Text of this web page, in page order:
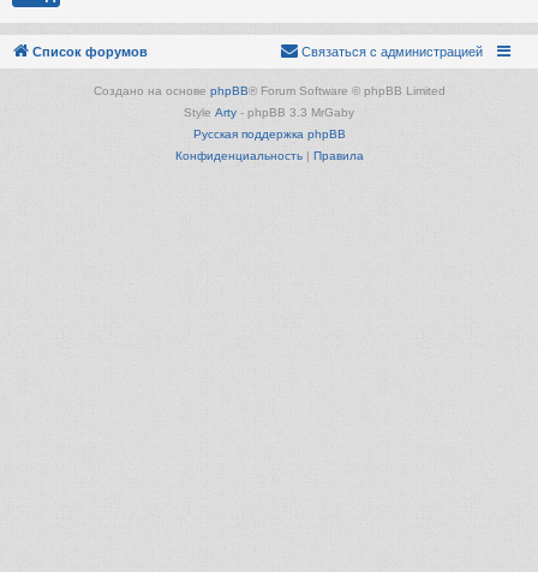
Список форумов Связаться с администрацией
Создано на основе phpBB® Forum Software © phpBB Limited
Style Arty - phpBB 3.3 MrGaby
Русская поддержка phpBB
Конфиденциальность| Правила